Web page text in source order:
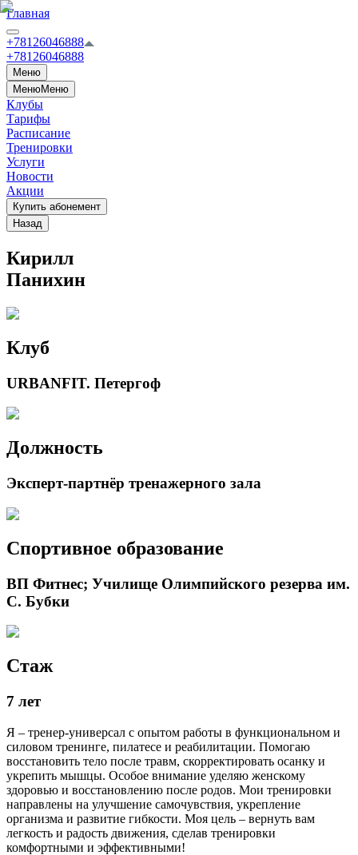
Главная
+78126046888
+78126046888
Меню
МенюМеню
Клубы
Тарифы
Расписание
Тренировки
Услуги
Новости
Акции
Купить абонемент
Назад
Кирилл
Панихин
Клуб
URBANFIT. Петергоф
Должность
Эксперт-партнёр тренажерного зала
Спортивное образование
ВП Фитнес; Училище Олимпийского резерва им.
С. Бубки
Стаж
7 лет
Я – тренер-универсал с опытом работы в функциональном и
силовом тренинге, пилатесе и реабилитации. Помогаю
восстановить тело после травм, скорректировать осанку и
укрепить мышцы. Особое внимание уделяю женскому
здоровью и восстановлению после родов. Мои тренировки
направлены на улучшение самочувствия, укрепление
организма и развитие гибкости. Моя цель – вернуть вам
легкость и радость движения, сделав тренировки
комфортными и эффективными!